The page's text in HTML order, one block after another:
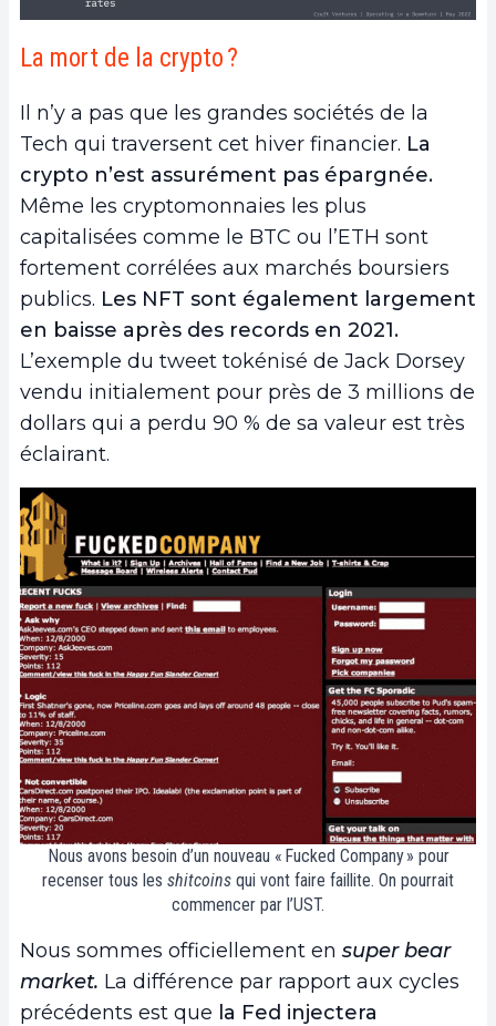
La mort de la crypto ?
Il n’y a pas que les grandes sociétés de la
Tech qui traversent cet hiver financier. La
crypto n’est assurément pas épargnée.
Même les cryptomonnaies les plus
capitalisées comme le BTC ou l’ETH sont
fortement corrélées aux marchés boursiers
publics. Les NFT sont également largement
en baisse après des records en 2021.
L’exemple du tweet tokénisé de Jack Dorsey
vendu initialement pour près de 3 millions de
dollars qui a perdu 90 % de sa valeur est très
éclairant.
Nous avons besoin d’un nouveau « Fucked Company » pour
recenser tous les shitcoins qui vont faire faillite. On pourrait
commencer par l’UST.
Nous sommes officiellement en super bear
market. La différence par rapport aux cycles
précédents est que la Fed injectera